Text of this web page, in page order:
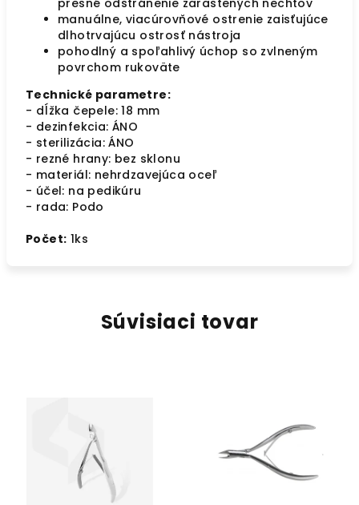
presné odstránenie zarastených nechtov
manuálne, viacúrovňové ostrenie zaisťujúce
dlhotrvajúcu ostrosť nástroja
pohodlný a spoľahlivý úchop so zvlneným
povrchom rukoväte
Technické parametre:
- dĺžka čepele: 18 mm
- dezinfekcia: ÁNO
- sterilizácia: ÁNO
- rezné hrany: bez sklonu
- materiál: nehrdzavejúca oceľ
- účel: na pedikúru
- rada: Podo
Počet: 1ks
Súvisiaci tovar